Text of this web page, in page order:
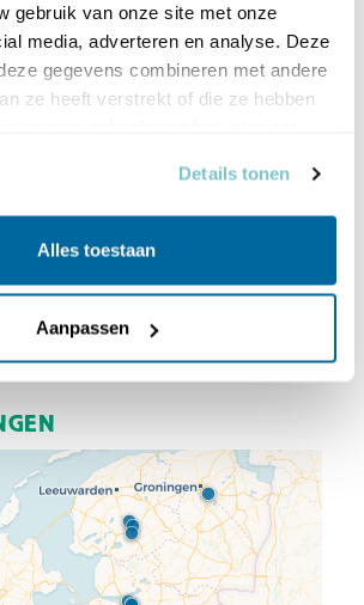
gebruik van onze site met onze
media, adverteren en analyse. Deze
gegevens combineren met andere
ze heeft verstrekt of die ze hebben
Details tonen
Alles toestaan
Aanpassen
trends? Kijk opsovon.nl.